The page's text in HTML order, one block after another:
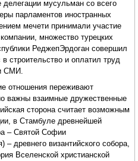
мусульман со всего
парламентов иностранных
мечети принимали участие
множество турецких
РеджепЭрдоган совершил
строительство и оплатил труд
СМИ.
отношения переживают
важны взаимные дружественные
сторона считает возможным
в Стамбуле древнейшей
– Святой Софии
древнего византийского собора,
Вселенской христианской